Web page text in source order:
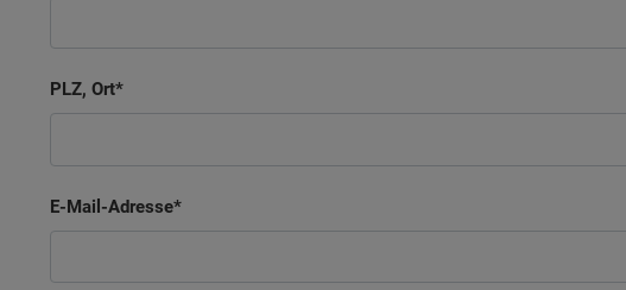
PLZ, Ort
E-Mail-Adresse